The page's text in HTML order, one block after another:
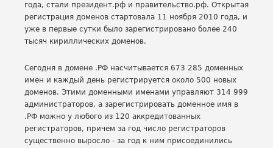
года, стали президент.рф и правительство.рф. Открытая
регистрация доменов стартовала 11 ноября 2010 года, и
уже в первые сутки было зарегистрировано более 240
тысяч кириллических доменов.
Сегодня в домене .РФ насчитывается 673 285 доменных
имен и каждый день регистрируется около 500 новых
доменов. Этими доменными именами управляют 314 999
администраторов, а зарегистрировать доменное имя в
.РФ можно у любого из 120 аккредитованных
регистраторов, причем за год число регистраторов
существенно выросло - за год к ним присоединились